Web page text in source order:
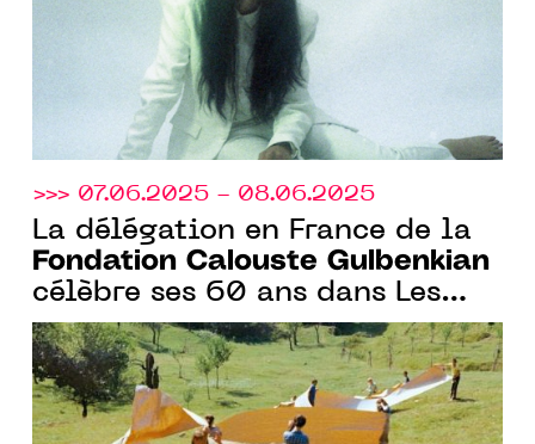
>>> 07.06.2025 - 08.06.2025
La délégation en France de la
Fondation Calouste Gulbenkian
célèbre ses 60 ans dans Les
jardins de l’avenir à Benerville,
Calvados.